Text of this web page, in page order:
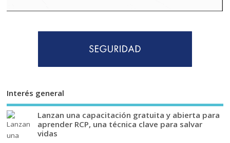
Interés general
Lanzan una capacitación gratuita y abierta para
aprender RCP, una técnica clave para salvar
vidas